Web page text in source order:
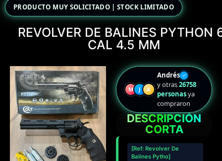
PRODUCTO MUY SOLICITADO | STOCK LIMITADO
REVOLVER DE BALINES PYTHON
CAL 4.5 MM
M J A
Andrés ✓
y otras26758
personasya
compraron
DESCRIPCIÓN
CORTA
[Ref: Revolver De
Balines Pytho]